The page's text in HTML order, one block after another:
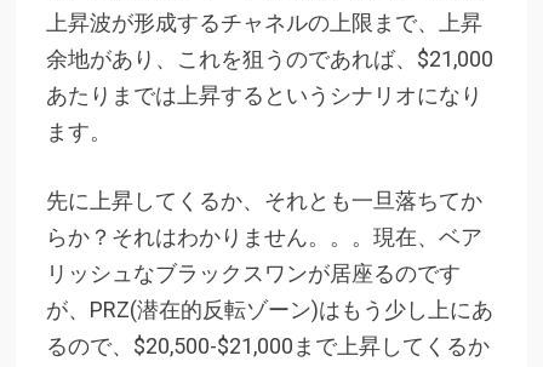
上昇波が形成するチャネルの上限まで、上昇
余地があり、これを狙うのであれば、$21,000
あたりまでは上昇するというシナリオになり
ます。
先に上昇してくるか、それとも一旦落ちてか
らか？それはわかりません。。。 現在、ベア
リッシュなブラックスワンが居座るのです
が、PRZ(潜在的反転ゾーン)はもう少し上にあ
るので、$20,500-$21,000まで上昇してくるか